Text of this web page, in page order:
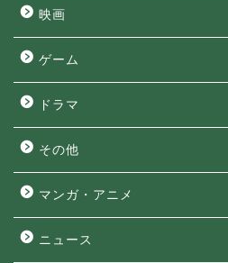
映画
ゲーム
ドラマ
その他
マンガ・アニメ
ニュース